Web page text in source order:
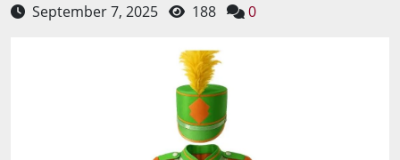
September 7, 2025 188 0